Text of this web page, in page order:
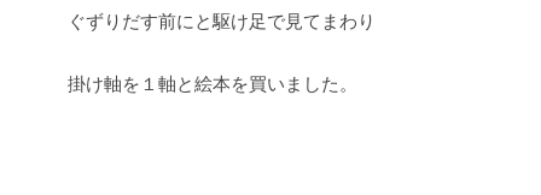
ぐずりだす前にと駆け足で見てまわり
掛け軸を１軸と絵本を買いました。